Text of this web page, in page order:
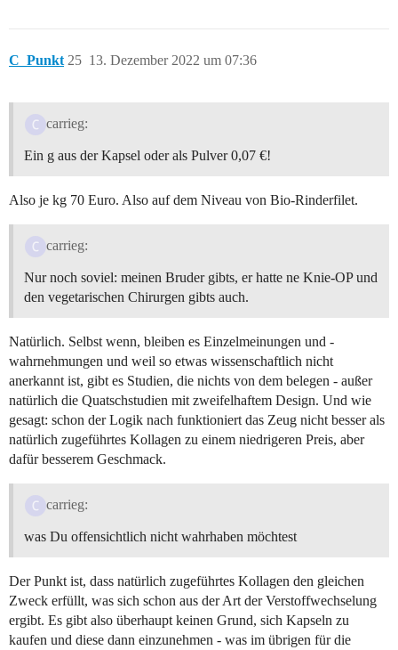
C_Punkt 13. Dezember 2022 um 07:36
25
carrieg:
Ein g aus der Kapsel oder als Pulver 0,07 €!
Also je kg 70 Euro. Also auf dem Niveau von Bio-Rinderfilet.
carrieg:
Nur noch soviel: meinen Bruder gibts, er hatte ne Knie-OP und
den vegetarischen Chirurgen gibts auch.
Natürlich. Selbst wenn, bleiben es Einzelmeinungen und -
wahrnehmungen und weil so etwas wissenschaftlich nicht
anerkannt ist, gibt es Studien, die nichts von dem belegen - außer
natürlich die Quatschstudien mit zweifelhaftem Design. Und wie
gesagt: schon der Logik nach funktioniert das Zeug nicht besser als
natürlich zugeführtes Kollagen zu einem niedrigeren Preis, aber
dafür besserem Geschmack.
carrieg:
was Du offensichtlich nicht wahrhaben möchtest
Der Punkt ist, dass natürlich zugeführtes Kollagen den gleichen
Zweck erfüllt, was sich schon aus der Art der Verstoffwechselung
ergibt. Es gibt also überhaupt keinen Grund, sich Kapseln zu
kaufen und diese dann einzunehmen - was im übrigen für die